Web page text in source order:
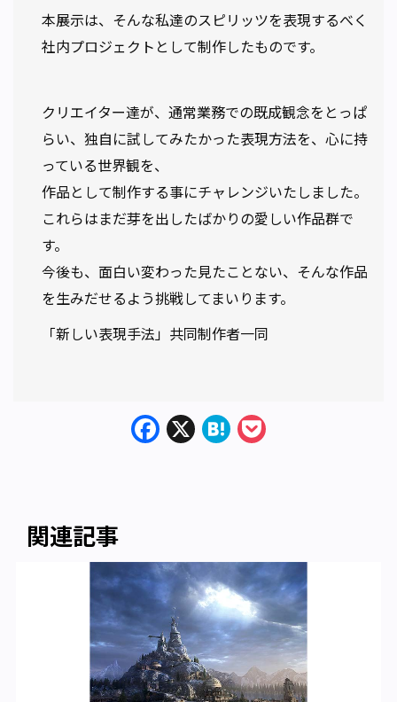
本展示は、そんな私達のスピリッツを表現するべく
社内プロジェクトとして制作したものです。
クリエイター達が、通常業務での既成観念をとっぱ
らい、独自に試してみたかった表現方法を、心に持
っている世界観を、
作品として制作する事にチャレンジいたしました。
これらはまだ芽を出したばかりの愛しい作品群で
す。
今後も、面白い変わった見たことない、そんな作品
を生みだせるよう挑戦してまいります。
「新しい表現手法」共同制作者一同
Facebook
X Hatena
関連記事